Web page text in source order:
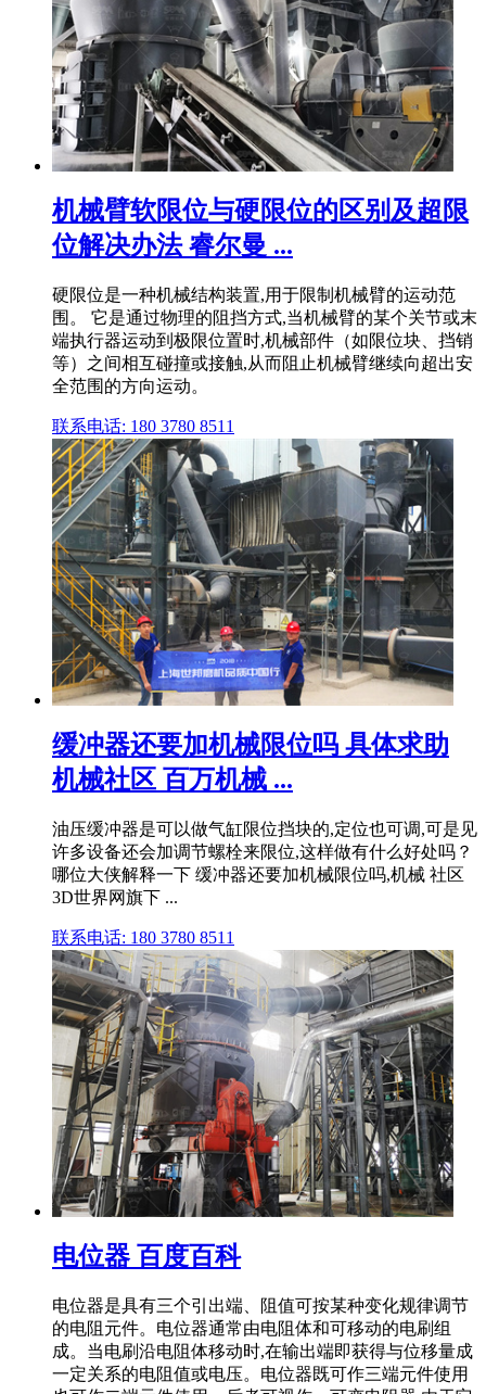
机械臂软限位与硬限位的区别及超限
位解决办法 睿尔曼 ...
硬限位是一种机械结构装置,用于限制机械臂的运动范
围。 它是通过物理的阻挡方式,当机械臂的某个关节或末
端执行器运动到极限位置时,机械部件（如限位块、挡销
等）之间相互碰撞或接触,从而阻止机械臂继续向超出安
全范围的方向运动。
联系电话: 180 3780 8511
缓冲器还要加机械限位吗 具体求助
机械社区 百万机械 ...
油压缓冲器是可以做气缸限位挡块的,定位也可调,可是见
许多设备还会加调节螺栓来限位,这样做有什么好处吗？
哪位大侠解释一下 缓冲器还要加机械限位吗,机械 社区
3D世界网旗下 ...
联系电话: 180 3780 8511
电位器 百度百科
电位器是具有三个引出端、阻值可按某种变化规律调节
的电阻元件。电位器通常由电阻体和可移动的电刷组
成。当电刷沿电阻体移动时,在输出端即获得与位移量成
一定关系的电阻值或电压。电位器既可作三端元件使用